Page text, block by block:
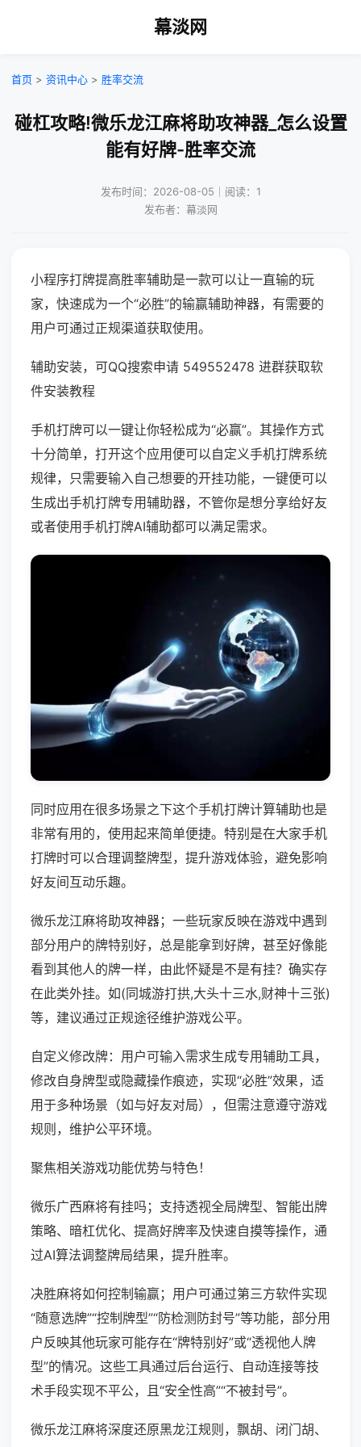
幕淡网
首页 > 资讯中心 > 胜率交流
碰杠攻略!微乐龙江麻将助攻神器_怎么设置
能有好牌-胜率交流
发布时间：2026-08-05｜阅读：1
发布者：幕淡网
小程序打牌提高胜率辅助是一款可以让一直输的玩
家，快速成为一个“必胜”的输赢辅助神器，有需要的
用户可通过正规渠道获取使用。
辅助安装，可QQ搜索申请 549552478 进群获取软
件安装教程
手机打牌可以一键让你轻松成为“必赢”。其操作方式
十分简单，打开这个应用便可以自定义手机打牌系统
规律，只需要输入自己想要的开挂功能，一键便可以
生成出手机打牌专用辅助器，不管你是想分享给好友
或者使用手机打牌AI辅助都可以满足需求。
同时应用在很多场景之下这个手机打牌计算辅助也是
非常有用的，使用起来简单便捷。特别是在大家手机
打牌时可以合理调整牌型，提升游戏体验，避免影响
好友间互动乐趣。
微乐龙江麻将助攻神器；一些玩家反映在游戏中遇到
部分用户的牌特别好，总是能拿到好牌，甚至好像能
看到其他人的牌一样，由此怀疑是不是有挂？确实存
在此类外挂。如(同城游打拱,大头十三水,财神十三张)
等，建议通过正规途径维护游戏公平。
自定义修改牌：用户可输入需求生成专用辅助工具，
修改自身牌型或隐藏操作痕迹，实现“必胜”效果，适
用于多种场景（如与好友对局），但需注意遵守游戏
规则，维护公平环境。
聚焦相关游戏功能优势与特色！
微乐广西麻将有挂吗；支持透视全局牌型、智能出牌
策略、暗杠优化、提高好牌率及快速自摸等操作，通
过AI算法调整牌局结果，提升胜率。
决胜麻将如何控制输赢；用户可通过第三方软件实现
“随意选牌”“控制牌型”“防检测防封号”等功能，部分用
户反映其他玩家可能存在“牌特别好”或“透视他人牌
型”的情况。这些工具通过后台运行、自动连接等技
术手段实现不平公，且“安全性高”“不被封号”。
微乐龙江麻将深度还原黑龙江规则，飘胡、闭门胡、